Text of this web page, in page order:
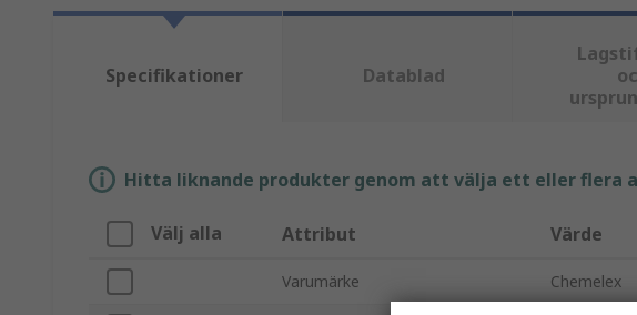
Specifikationer Datablad
Hitta liknande produkter genom att välja ett eller flera
Välj alla Attribut Värde
Varumärke Chemelex